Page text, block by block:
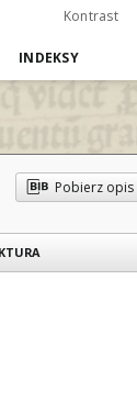
Kontrast
INDEKSY
Pobierz